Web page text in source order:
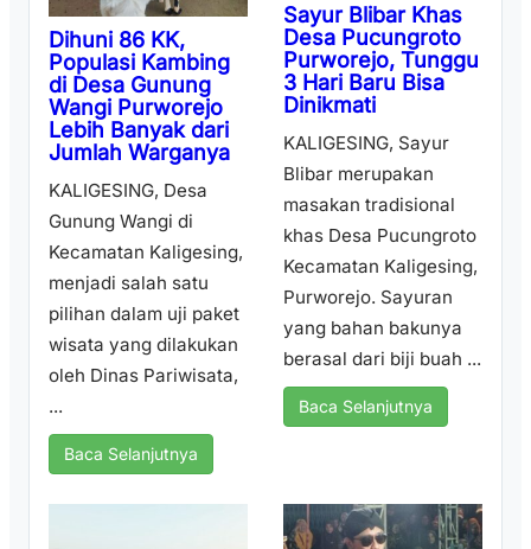
Dihuni 86 KK,
Populasi Kambing
di Desa Gunung
Wangi Purworejo
Lebih Banyak dari
Jumlah Warganya
KALIGESING, Desa
Gunung Wangi di
Kecamatan Kaligesing,
menjadi salah satu
pilihan dalam uji paket
wisata yang dilakukan
oleh Dinas Pariwisata,
...
Baca Selanjutnya
Sayur Blibar Khas
Desa Pucungroto
Purworejo, Tunggu
3 Hari Baru Bisa
Dinikmati
KALIGESING, Sayur
Blibar merupakan
masakan tradisional
khas Desa Pucungroto
Kecamatan Kaligesing,
Purworejo. Sayuran
yang bahan bakunya
berasal dari biji buah ...
Baca Selanjutnya